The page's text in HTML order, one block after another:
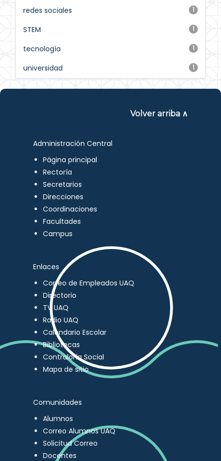
1
redes sociales
1
STEM
1
tecnología
1
universidad
Volver arriba ∧
Administración Central
Página principal
Rectoría
Secretarios
Direcciones
Coordinaciones
Facultades
Campus
Enlaces
Correo de Empleados UAQ
Directorio
TV UAQ
Radio UAQ
Calendario Escolar
Bibliotecas
Contraloría Social
Mapa de sitio
Comunidades
Alumnos
Correo Alumnos UAQ
Solicitud Correo
Docentes